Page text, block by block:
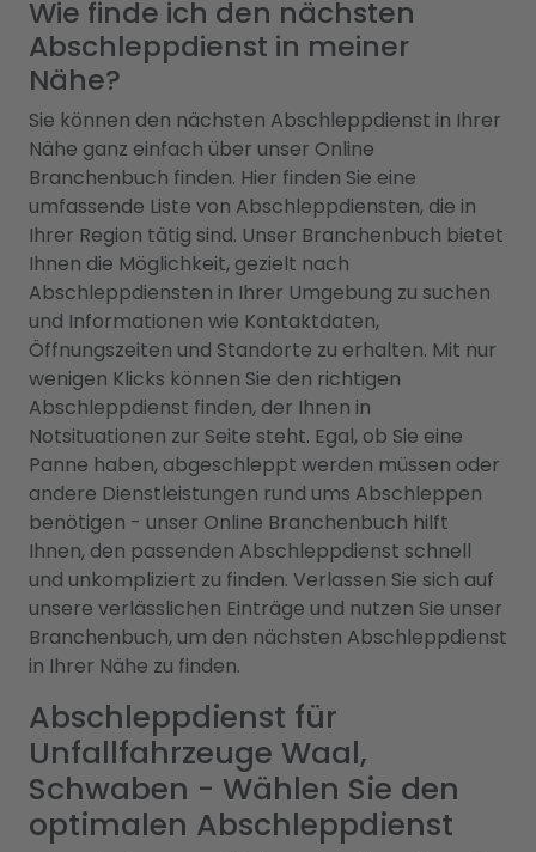
Wie finde ich den nächsten
Abschleppdienst in meiner
Nähe?
Sie können den nächsten Abschleppdienst in Ihrer
Nähe ganz einfach über unser Online
Branchenbuch finden. Hier finden Sie eine
umfassende Liste von Abschleppdiensten, die in
Ihrer Region tätig sind. Unser Branchenbuch bietet
Ihnen die Möglichkeit, gezielt nach
Abschleppdiensten in Ihrer Umgebung zu suchen
und Informationen wie Kontaktdaten,
Öffnungszeiten und Standorte zu erhalten. Mit nur
wenigen Klicks können Sie den richtigen
Abschleppdienst finden, der Ihnen in
Notsituationen zur Seite steht. Egal, ob Sie eine
Panne haben, abgeschleppt werden müssen oder
andere Dienstleistungen rund ums Abschleppen
benötigen - unser Online Branchenbuch hilft
Ihnen, den passenden Abschleppdienst schnell
und unkompliziert zu finden. Verlassen Sie sich auf
unsere verlässlichen Einträge und nutzen Sie unser
Branchenbuch, um den nächsten Abschleppdienst
in Ihrer Nähe zu finden.
Abschleppdienst für
Unfallfahrzeuge Waal,
Schwaben - Wählen Sie den
optimalen Abschleppdienst